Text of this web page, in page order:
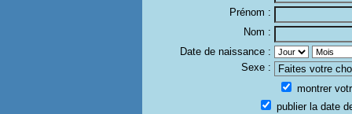
Prénom :
Nom :
Date de naissance :
Sexe :
montrer
publier la date